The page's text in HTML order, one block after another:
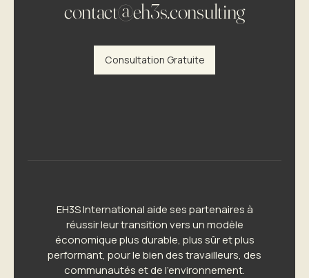
contact@eh3s.consulting
Consultation Gratuite
EH3S International aide ses partenaires à
réussir leur transition vers un modèle
économique plus durable, plus sûr et plus
performant, pour le bien des travailleurs, des
communautés et de l’environnement.